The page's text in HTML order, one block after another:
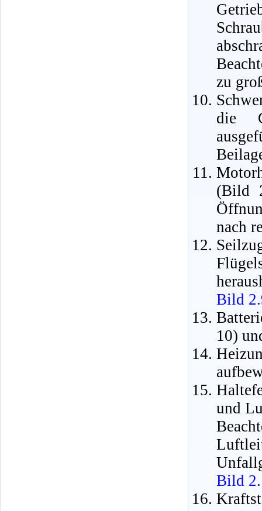
zu
die
(Bild
nach
Bild
10)
und
Bild